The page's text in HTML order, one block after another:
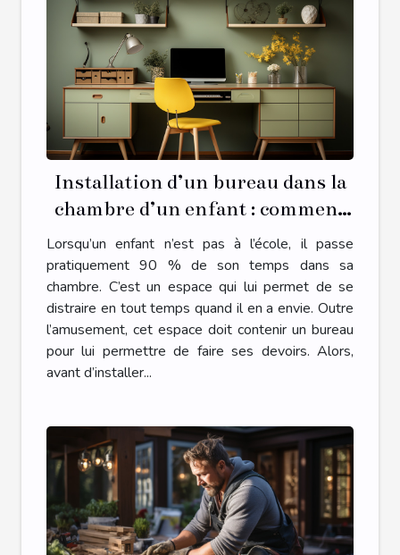
Installation d’un bureau dans la
chambre d’un enfant : comment
s’y prendre ?
Lorsqu’un enfant n’est pas à l’école, il passe
pratiquement 90 % de son temps dans sa
chambre. C’est un espace qui lui permet de se
distraire en tout temps quand il en a envie. Outre
l’amusement, cet espace doit contenir un bureau
pour lui permettre de faire ses devoirs. Alors,
avant d’installer...